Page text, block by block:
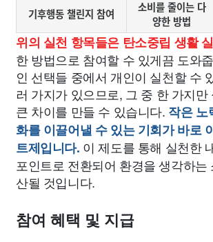
기후행동 챌린지 참여
소비를 줄이는 다
양한 방법
위의 실천 항목들은 탄소중립 생활
한 방법으로 참여할 수 있게끔 도와
인 선택들 중에서 개인이 실천할 수
러 가지가 있으므로, 그 중 한 가지만
큰 차이를 만들 수 있습니다. 작은 노
화를 이끌어낼 수 있는 기회가 바로
트제입니다. 이 제도를 통해 실천한
포인트로 전환되어 환경을 생각하는
산될 것입니다.
참여 혜택 및 지급